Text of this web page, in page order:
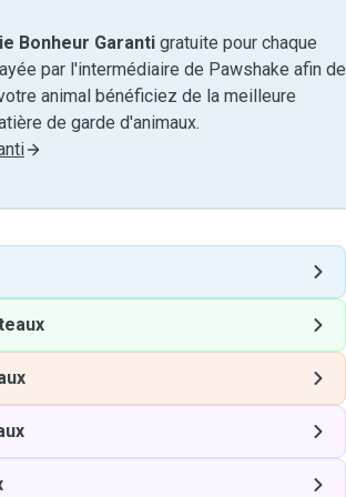
Bonheur Garanti gratuite pour chaque
par l'intermédiaire de Pawshake afin de
animal bénéficiez de la meilleure
de garde d'animaux.